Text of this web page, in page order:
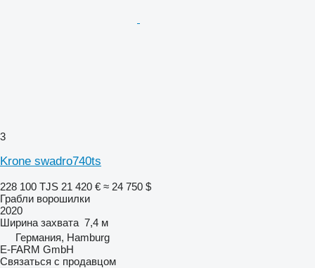
3
Krone swadro740ts
228 100 TJS 21 420 € ≈ 24 750 $
Грабли ворошилки
2020
Ширина захвата 7,4 м
Германия, Hamburg
E-FARM GmbH
Связаться с продавцом